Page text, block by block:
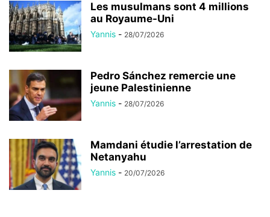
Les musulmans sont 4 millions
au Royaume-Uni
Yannis - 28/07/2026
Pedro Sánchez remercie une
jeune Palestinienne
Yannis - 28/07/2026
Mamdani étudie l’arrestation de
Netanyahu
Yannis - 20/07/2026